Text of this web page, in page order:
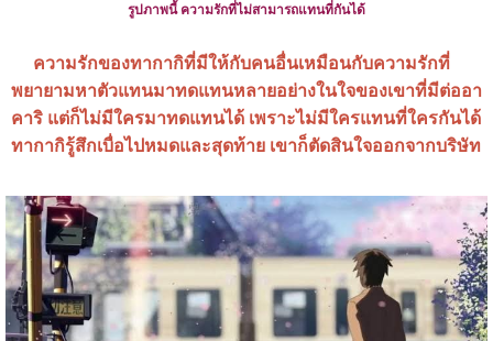
รูปภาพนี้ ความรักที่ไม่สามารถแทนที่กันได้
ความรักของทากากิที่มีให้กับคนอื่นเหมือนกับความรักที่
พยายามหาตัวแทนมาทดแทนหลายอย่างในใจของเขาที่มีต่ออา
คาริ แต่ก็ไม่มีใครมาทดแทนได้ เพราะไม่มีใครแทนที่ใครกันได้
ทากากิรู้สึกเบื่อไปหมดและสุดท้าย เขาก็ตัดสินใจออกจากบริษัท